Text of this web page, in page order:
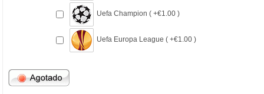
Uefa Champion ( +€1.00 )
Uefa Europa League ( +€1.00 )